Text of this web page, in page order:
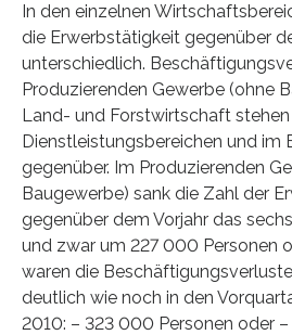
In den einzelnen
die Erwerbstätigkeit gegenüber
unterschiedlich.
Produzierenden Gewerbe (ohne
Land- und Forstwirtschaft
Dienstleistungsbereichen und im
gegenüber. Im Produzierenden
Baugewerbe) sank die Zahl der
gegenüber dem Vorjahr das
und zwar um 227 000 Personen
waren die
deutlich wie noch in den
2010: – 323 000 Personen oder –